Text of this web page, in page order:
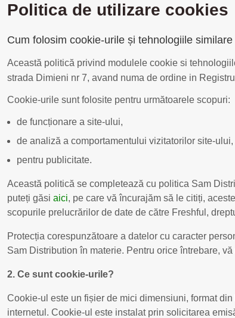
Politica de utilizare cookies
Cum folosim cookie-urile și tehnologiile
Această politică privind modulele cookie si
strada Dimieni nr 7, avand numa de ordine in
Cookie-urile sunt folosite pentru următoarele scopuri:
de funcționare a site-ului,
de analiză a comportamentului vizitatorilor site-ului,
pentru publicitate.
Această politică se completează cu politica Sam
puteți găsi aici, pe care vă încurajăm să le citiți,
scopurile prelucrărilor de date de către Freshful,
Protecția corespunzătoare a datelor cu caracter
Sam Distribution în materie. Pentru orice întrebare,
2. Ce sunt cookie-urile?
Cookie-ul este un fișier de mici dimensiuni, format
internetul. Cookie-ul este instalat prin solicitarea